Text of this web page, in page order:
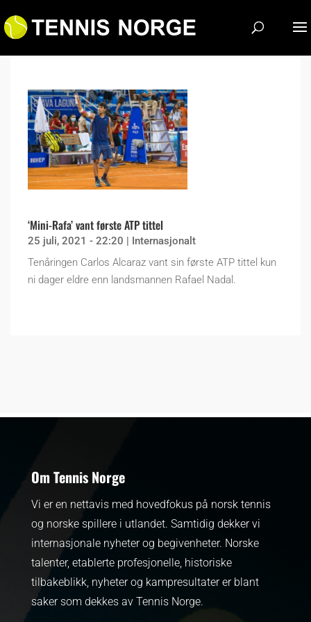
‘Mini-Rafa’ vant første ATP tittel
25 juli, 2021 - 22:20 | Internasjonalt
Tenåringen Carlos Alcaraz vant sin første ATP tittel kun
ni dager eldre enn landsmannen Rafael Nadal.
Om Tennis Norge
Vi er en nettavis med hovedfokus på norsk tennis
og norske spillere i utlandet. Samtidig dekker vi
internasjonale nyheter og begivenheter. Norske
talenter, etablerte profesjonelle, historiske
tilbakeblikk, nyheter og kampresultater er blant
saker som dekkes av Tennis Norge.